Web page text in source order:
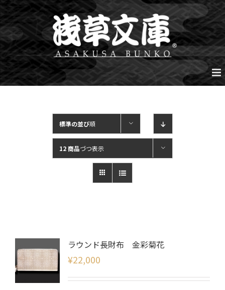
Skip
to
content
標準の並び順
12 商品づつ表示
ラウンド長財布 金彩菊花
¥22,000